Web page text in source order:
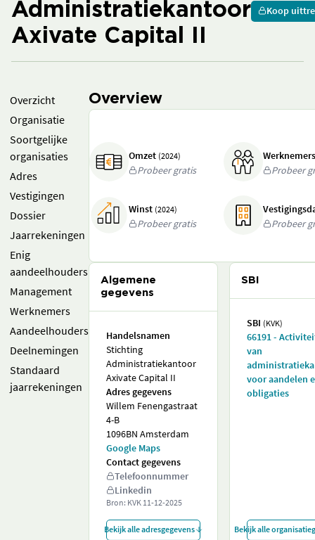
Administratiekantoor
Axivate Capital II
Koop
Overzicht
Organisatie
Soortgelijke
organisaties
Adres
Vestigingen
Dossier
Jaarrekeningen
Enig
aandeelhouders
Management
Werknemers
Aandeelhouders
Deelnemingen
Standaard
jaarrekeningen
Overview
Omzet (2024)
Probeer gratis
Probeer
Winst (2024)
Probeer gratis
Probeer
Algemene
gegevens
Handelsnamen
Stichting
Administratiekantoor
Axivate Capital II
Adres gegevens
Willem Fenengastraat
4-B
1096BN Amsterdam
Google Maps
Contact gegevens
Telefoonnummer
Linkedin
Bron: KVK 11-12-2025
Bekijk alle adresgegevens
SBI
SBI (KVK)
66191 -
van
voor aandelen
obligaties
Bekijk alle